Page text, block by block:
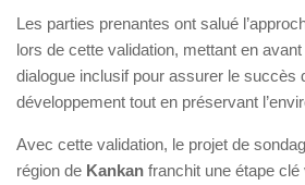
Les parties prenantes ont salué
lors de cette validation, mettant en avant
dialogue inclusif pour assurer le succès
développement tout en préservant
Avec cette validation, le projet de
région de Kankan franchit une étape